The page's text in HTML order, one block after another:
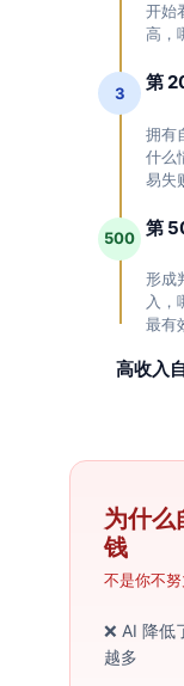
开始
高，
3 第
拥有
什么
易失
500 第
形成
入，
最有
高收入
为什么
钱
不是你不努
❌ AI 降
越多